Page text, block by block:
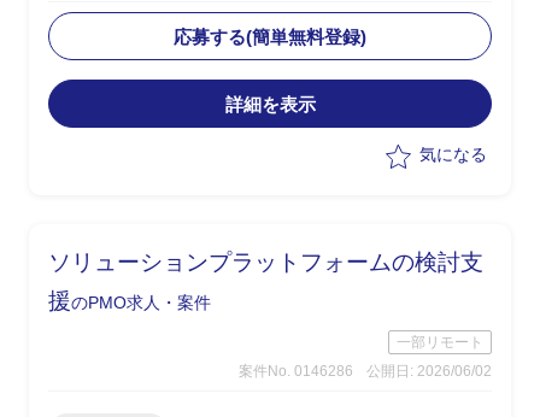
スクの管理
・定性的、定量的観点からの課題洗い出
しと対策の実行支援
応募する(簡単無料登録)
詳細を表示
気になる
ソリューションプラットフォームの検討支
援のPMO求人・案件
一部リモート
案件No. 0146286
公開日: 2026/06/02